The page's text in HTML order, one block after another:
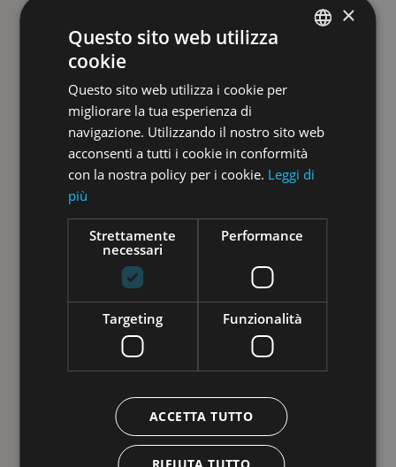
×
Questo sito web utilizza
cookie
Questo sito web utilizza i cookie per
migliorare la tua esperienza di
navigazione. Utilizzando il nostro sito web
acconsenti a tutti i cookie in conformità
con la nostra policy per i cookie. Leggi di
più
Strettamente
necessari
Performance
Targeting Funzionalità
ACCETTA TUTTO
RIFIUTA TUTTO